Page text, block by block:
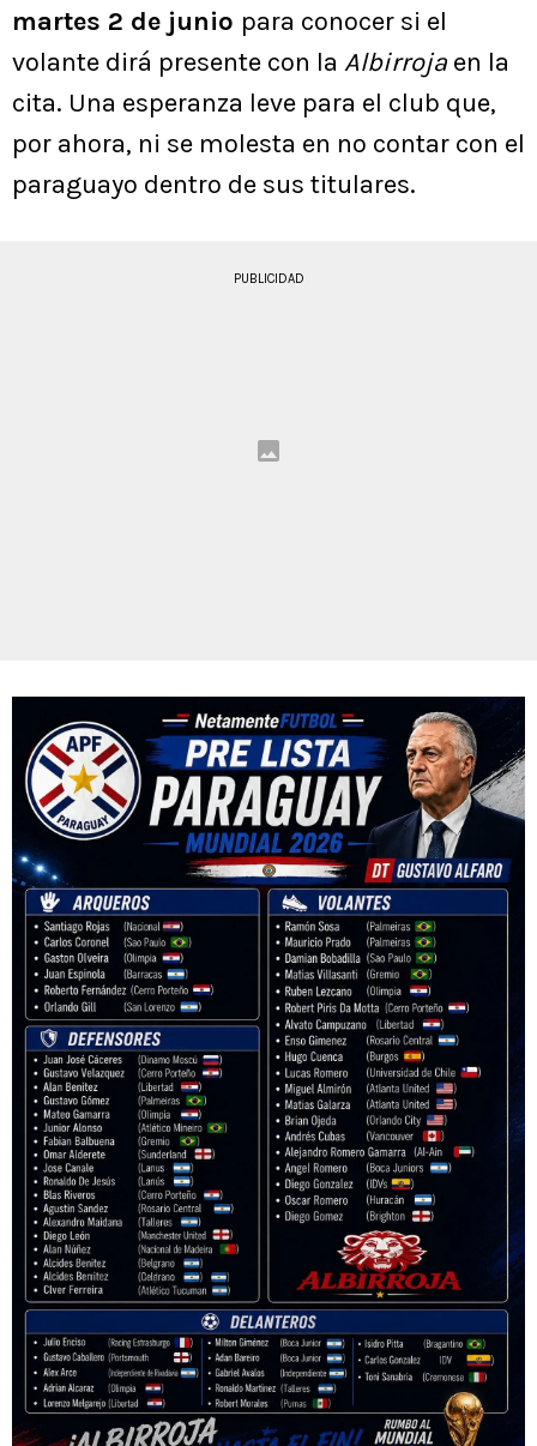
martes 2 de junio para conocer si el
volante dirá presente con la Albirroja en la
cita. Una esperanza leve para el club que,
por ahora, ni se molesta en no contar con el
paraguayo dentro de sus titulares.
PUBLICIDAD